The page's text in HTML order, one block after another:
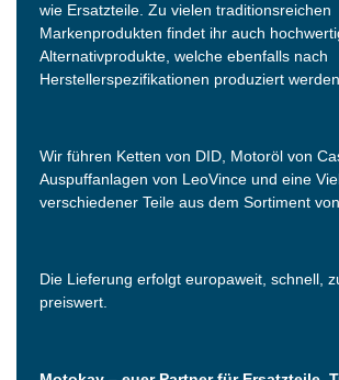
wie Ersatzteile. Zu vielen traditionsreichen
Markenprodukten findet ihr auch
Alternativprodukte, welche ebenfalls nach
Herstellerspezifikationen produziert
Wir führen Ketten von DID, Motoröl von
Auspuffanlagen von LeoVince und eine
verschiedener Teile aus dem Sortiment
Die Lieferung erfolgt europaweit, schnell,
preiswert.